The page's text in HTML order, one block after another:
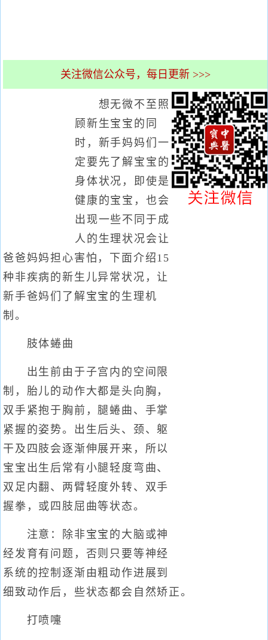
关注微信公众号，每日更新 >>>
想无微不至照
顾新生宝宝的同
时，新手妈妈们一
定要先了解宝宝的
身体状况，即使是
健康的宝宝，也会
出现一些不同于成
人的生理状况会让
爸爸妈妈担心害怕，下面介绍15
种非疾病的新生儿异常状况，让
新手爸妈们了解宝宝的生理机
制。
肢体蜷曲
出生前由于子宫内的空间限
制，胎儿的动作大都是头向胸，
双手紧抱于胸前，腿蜷曲、手掌
紧握的姿势。出生后头、颈、躯
干及四肢会逐渐伸展开来，所以
宝宝出生后常有小腿轻度弯曲、
双足内翻、两臂轻度外转、双手
握拳，或四肢屈曲等状态。
注意：除非宝宝的大脑或神
经发育有问题，否则只要等神经
系统的控制逐渐由粗动作进展到
细致动作后，些状态都会自然矫正。
打喷嚏